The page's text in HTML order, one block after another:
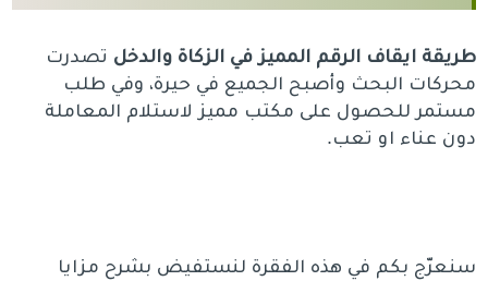
طريقة ايقاف الرقم المميز في الزكاة والدخل تصدرت
محركات البحث وأصبح الجميع في حيرة، وفي طلب
مستمر للحصول على مكتب مميز لاستلام المعاملة
دون عناء او تعب.
سنعرّج بكم في هذه الفقرة لنستفيض بشرح مزايا